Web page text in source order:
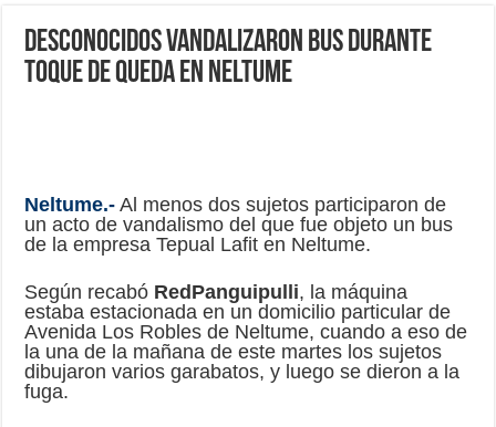
Desconocidos vandalizaron Bus durante
toque de queda en Neltume
Neltume.- Al menos dos sujetos participaron de
un acto de vandalismo del que fue objeto un bus
de la empresa Tepual Lafit en Neltume.
Según recabó RedPanguipulli, la máquina
estaba estacionada en un domicilio particular de
Avenida Los Robles de Neltume, cuando a eso de
la una de la mañana de este martes los sujetos
dibujaron varios garabatos, y luego se dieron a la
fuga.